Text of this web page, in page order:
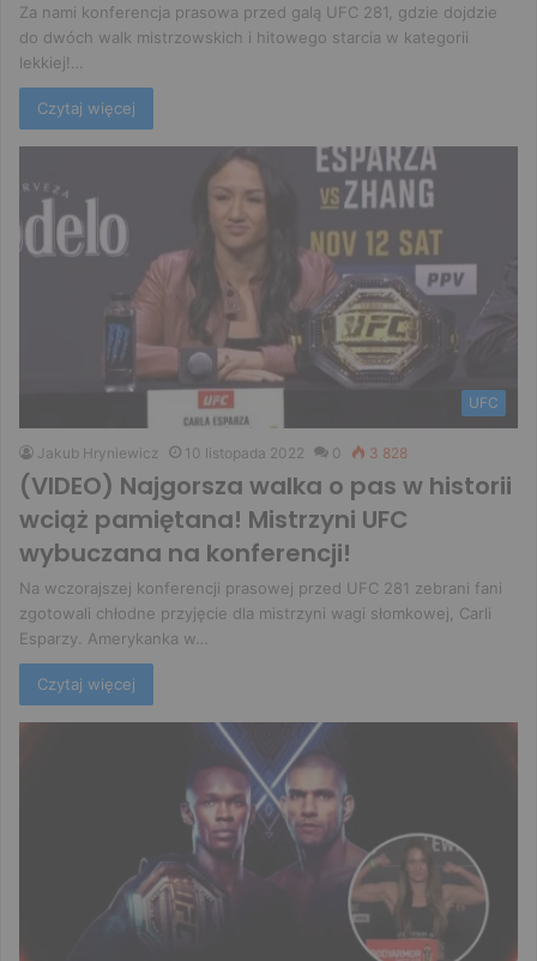
Za nami konferencja prasowa przed galą UFC 281, gdzie dojdzie
do dwóch walk mistrzowskich i hitowego starcia w kategorii
lekkiej!…
Czytaj więcej
UFC
Jakub Hryniewicz 10 listopada 2022 0 3 828
(VIDEO) Najgorsza walka o pas w historii
wciąż pamiętana! Mistrzyni UFC
wybuczana na konferencji!
Na wczorajszej konferencji prasowej przed UFC 281 zebrani fani
zgotowali chłodne przyjęcie dla mistrzyni wagi słomkowej, Carli
Esparzy. Amerykanka w…
Czytaj więcej